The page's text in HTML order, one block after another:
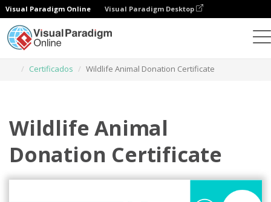
Visual Paradigm Online Visual Paradigm Desktop
Certificados
Wildlife Animal Donation Certificate
Wildlife Animal
Donation Certificate